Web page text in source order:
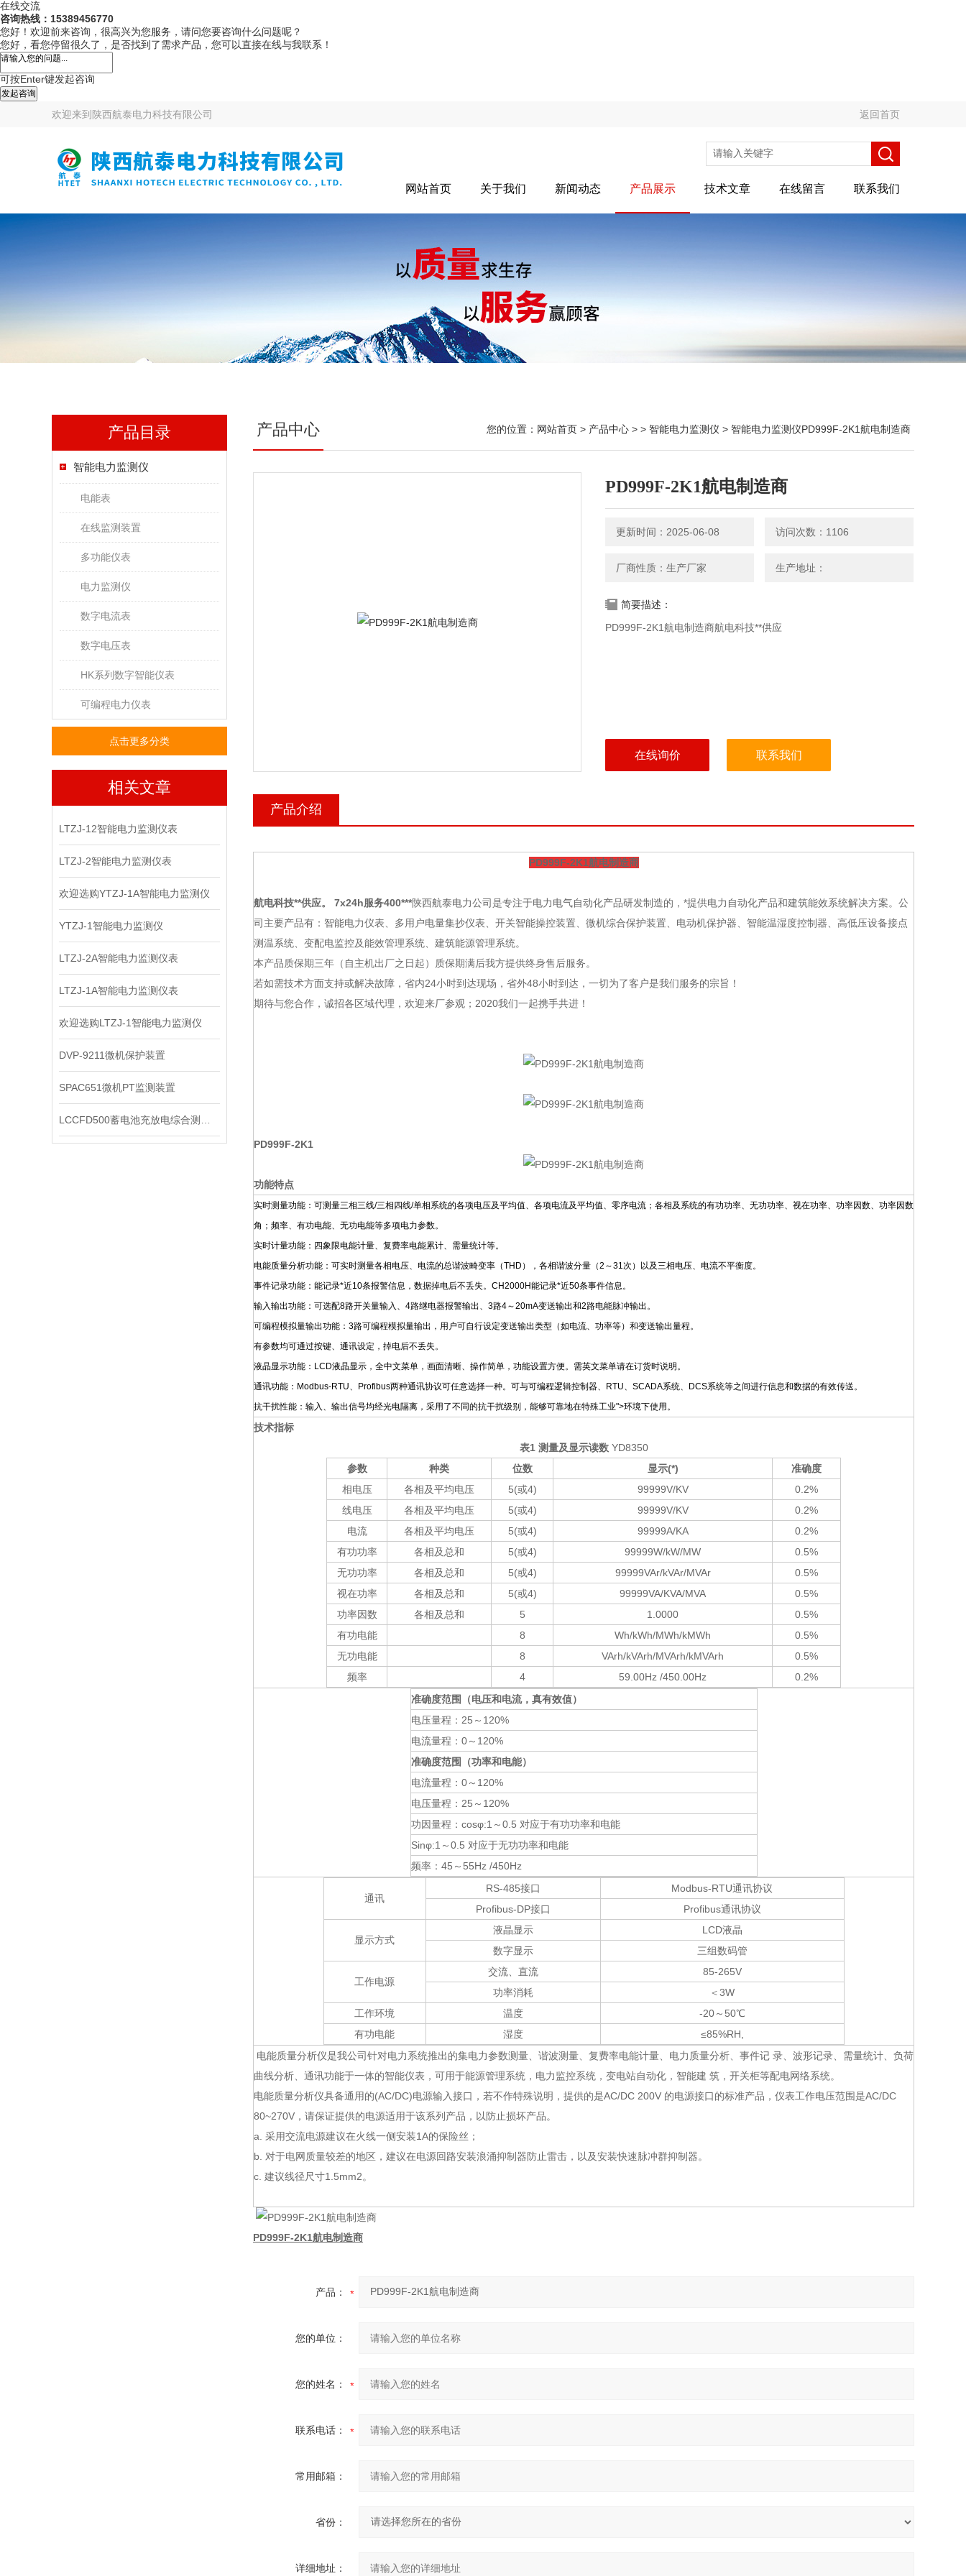
在线交流
咨询热线：15389456770
您好！欢迎前来咨询，很高兴为您服务，请问您要咨询什么问题呢？
您好，看您停留很久了，是否找到了需求产品，您可以直接在线与我联系！
可按Enter键发起咨询
发起咨询
欢迎来到 陕西航泰电力科技有限公司 返回首页
网站首页 关于我们 新闻动态 产品展示 技术文章 在线留言 联系我们
产品目录
智能电力监测仪
电能表
在线监测装置
多功能仪表
电力监测仪
数字电流表
数字电压表
HK系列数字智能仪表
可编程电力仪表
点击更多分类
相关文章
LTZJ-12智能电力监测仪表
LTZJ-2智能电力监测仪表
欢迎选购YTZJ-1A智能电力监测仪
YTZJ-1智能电力监测仪
LTZJ-2A智能电力监测仪表
LTZJ-1A智能电力监测仪表
欢迎选购LTZJ-1智能电力监测仪
DVP-9211微机保护装置
SPAC651微机PT监测装置
产品中心 您的位置： 网站首页 > 产品中心 > > 智能电力监测仪 > 智能电力监测仪PD999F-2K1航电制造商
PD999F-2K1航电制造商
更新时间：2025-06-08 访问次数：1106
厂商性质：生产厂家 生产地址：
简要描述：
PD999F-2K1航电制造商航电科技**供应
在线询价 联系我们
产品介绍
PD999F-2K1航电制造商
航电科技**供应。 7x24h服务400***陕西航泰电力公司是专注于电力电气自动化产品研发制造的，*提供电力自动化产品和建筑能效系统解决方案。公
司主要产品有：智能电力仪表、多用户电量集抄仪表、开关智能操控装置、微机综合保护装置、电动机保护器、智能温湿度控制器、高低压设备接点
测温系统、变配电监控及能效管理系统、建筑能源管理系统。
本产品质保期三年（自主机出厂之日起）质保期满后我方提供终身售后服务。
若如需技术方面支持或解决故障，省内24小时到达现场，省外48小时到达，一切为了客户是我们服务的宗旨！
期待与您合作，诚招各区域代理，欢迎来厂参观；2020我们一起携手共进！
PD999F-2K1
功能特点
实时测量功能：可测量三相三线/三相四线/单相系统的各项电压及平均值、各项电流及平均值、零序电流；各相及系统的有功功率、无功功率、视在功率、功率因数、功率因数
角；频率、有功电能、无功电能等多项电力参数。
实时计量功能：四象限电能计量、复费率电能累计、需量统计等。
电能质量分析功能：可实时测量各相电压、电流的总谐波畸变率（THD），各相谐波分量（2～31次）以及三相电压、电流不平衡度。
事件记录功能：能记录*近10条报警信息，数据掉电后不丢失。CH2000H能记录*近50条事件信息。
输入输出功能：可选配8路开关量输入、4路继电器报警输出、3路4～20mA变送输出和2路电能脉冲输出。
可编程模拟量输出功能：3路可编程模拟量输出，用户可自行设定变送输出类型（如电流、功率等）和变送输出量程。
有参数均可通过按键、通讯设定，掉电后不丢失。
液晶显示功能：LCD液晶显示，全中文菜单，画面清晰、操作简单，功能设置方便。需英文菜单请在订货时说明。
通讯功能：Modbus-RTU、Profibus两种通讯协议可任意选择一种。可与可编程逻辑控制器、RTU、SCADA系统、DCS系统等之间进行信息和数据的有效传送。
抗干扰性能：输入、输出信号均经光电隔离，采用了不同的抗干扰级别，能够可靠地在特殊工业">环境下使用。
技术指标
表1 测量及显示读数 YD8350
参数
种类 位数 显示(*)
准确度
相电压
各相及平均电压 5(或4) 99999V/KV
0.2%
线电压
各相及平均电压 5(或4) 99999V/KV
0.2%
电流
各相及平均电压 5(或4) 99999A/KA
0.2%
有功功率
各相及总和 5(或4) 99999W/kW/MW
0.5%
无功功率
各相及总和 5(或4) 99999VAr/kVAr/MVAr
0.5%
视在功率
各相及总和 5(或4) 99999VA/KVA/MVA
0.5%
功率因数
各相及总和 5 1.0000
0.5%
有功电能
8 Wh/kWh/MWh/kMWh
0.5%
无功电能
8 VArh/kVArh/MVArh/kMVArh
0.5%
频率
4 59.00Hz /450.00Hz
0.2%
准确度范围（电压和电流，真有效值）
电压量程： 25～120%
电流量程： 0～120%
准确度范围（功率和电能）
电流量程： 0～120%
电压量程： 25～120%
功因量程： cosφ:1～0.5 对应于有功功率和电能
Sinφ:1～0.5 对应于无功功率和电能
频率： 45～55Hz /450Hz
通讯
RS-485接口
Modbus-RTU通讯协议
Profibus-DP接口
Profibus通讯协议
显示方式
液晶显示
LCD液晶
数字显示
三组数码管
工作电源
交流、直流
85-265V
功率消耗
＜3W
工作环境
温度 -20～ 50℃
有功电能
湿度
≤85%RH,
电能质量分析仪是我公司针对电力系统推出的集电力参数测量、谐波测量、复费率电能计量、电力质量分析、事件记 录、波形记录、需量统计、负荷
曲线分析、通讯功能于一体的智能仪表，可用于能源管理系统，电力监控系统，变电站自动化，智能建 筑，开关柜等配电网络系统。
电能质量分析仪具备通用的(AC/DC)电源输入接口，若不作特殊说明，提供的是AC/DC 200V 的电源接口的标准产品，仪表工作电压范围是AC/DC
80~270V，请保证提供的电源适用于该系列产品，以防止损坏产品。
a. 采用交流电源建议在火线一侧安装1A的保险丝；
b. 对于电网质量较差的地区，建议在电源回路安装浪涌抑制器防止雷击，以及安装快速脉冲群抑制器。
c. 建议线径尺寸1.5mm2。
PD999F-2K1航电制造商
产品：
您的单位：
您的姓名：
联系电话：
常用邮箱：
省份：
详细地址：